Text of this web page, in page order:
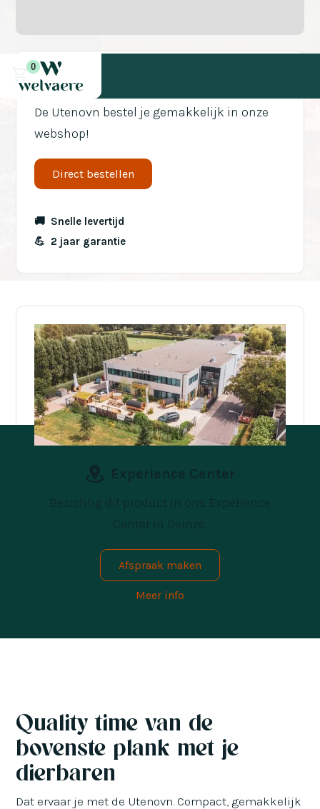
0
Bestel in de webshop
De Utenovn bestel je gemakkelijk in onze
webshop!
Direct bestellen
🚚 Snelle levertijd
💪 2 jaar garantie
Experience Center
Bezichtig dit product in ons Experience
Center in Deinze.
Afspraak maken
Meer info
Quality time van de
bovenste plank met je
dierbaren
Dat ervaar je met de Utenovn. Compact, gemakkelijk